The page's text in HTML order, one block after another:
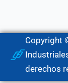
Copyright
derechos